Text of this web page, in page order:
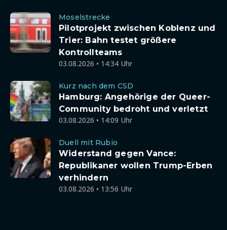
Moselstrecke
Pilotprojekt zwischen Koblenz und
Trier: Bahn testet größere
Kontrollteams
03.08.2026 • 14:34 Uhr
Kurz nach dem CSD
Hamburg: Angehörige der Queer-
Community bedroht und verletzt
03.08.2026 • 14:09 Uhr
Duell mit Rubio
Widerstand gegen Vance:
Republikaner wollen Trump-Erben
verhindern
03.08.2026 • 13:56 Uhr